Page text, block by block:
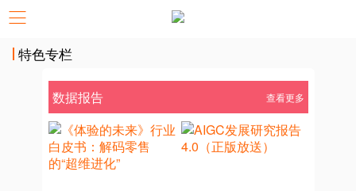
特色专栏
数据报告 查看更多